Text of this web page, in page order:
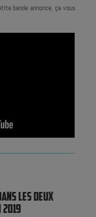
bande annonce, ça vous
LES DEUX
2019